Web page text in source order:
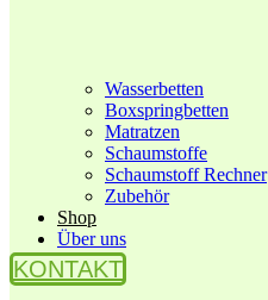
Wasserbetten
Boxspringbetten
Matratzen
Schaumstoffe
Schaumstoff Rechner
Zubehör
Shop
Über uns
KONTAKT